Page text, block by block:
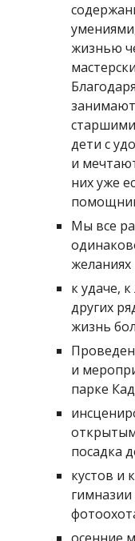
жизнью
дети с
и
них уже
Мы все
к удаче,
других
жизнь
и
парке
посадка
кустов и
гимназии